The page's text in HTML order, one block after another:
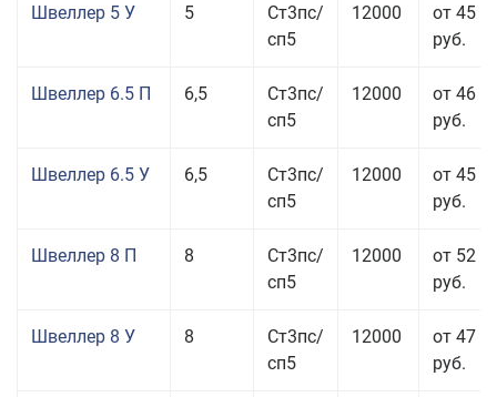
Швеллер 5 У 5
Ст3пс/
сп5
12000
от 45
руб.
Швеллер 6.5 П 6,5
Ст3пс/
сп5
12000
от 46
руб.
Швеллер 6.5 У 6,5
Ст3пс/
сп5
12000
от 45
руб.
Швеллер 8 П 8
Ст3пс/
сп5
12000
от 52
руб.
Швеллер 8 У 8
Ст3пс/
сп5
12000
от 47
руб.